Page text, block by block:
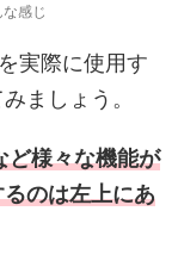
感じ
実際に使用す
ましょう。
ど様々な機能が
のは左上にあ